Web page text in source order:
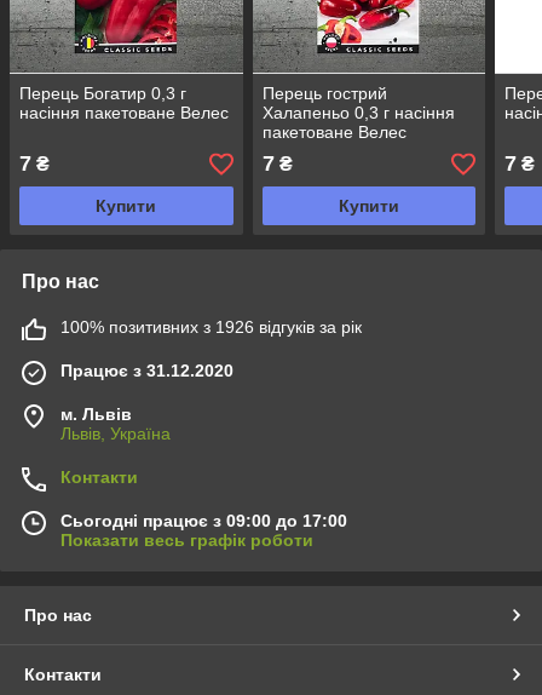
Перець Богатир 0,3 г
насіння пакетоване Велес
7 ₴
Купити
Перець гострий
Халапеньо 0,3 г насіння
пакетоване Велес
7₴
Купити
7 ₴
Про нас
100% позитивних з 1926 відгуків за рік
Працює з 31.12.2020
м. Львів
Львів, Україна
Контакти
Сьогодні працює з 09:00 до 17:00
Показати весь графік роботи
Про нас
Контакти